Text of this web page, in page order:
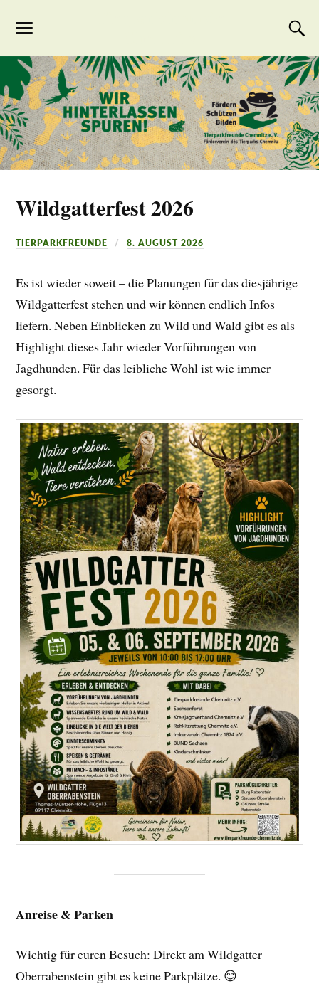
Wildgatterfest 2026
TIERPARKFREUNDE 8. AUGUST 2026
Es ist wieder soweit – die Planungen für das diesjährige
Wildgatterfest stehen und wir können endlich Infos
liefern. Neben Einblicken zu Wild und Wald gibt es als
Highlight dieses Jahr wieder Vorführungen von
Jagdhunden. Für das leibliche Wohl ist wie immer
gesorgt.
Anreise & Parken
Wichtig für euren Besuch: Direkt am Wildgatter
Oberrabenstein gibt es keine Parkplätze. 😊